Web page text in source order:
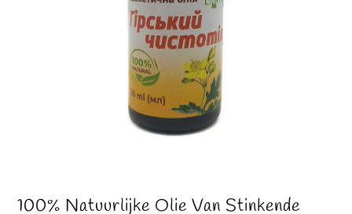
100% Natuurlijke Olie Van Stinkende